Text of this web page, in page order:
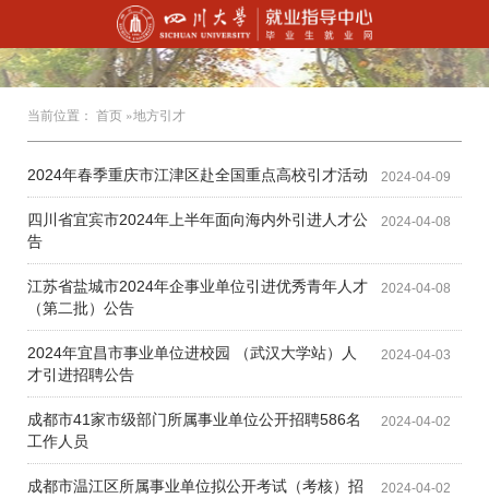
当前位置： 首页 »地方引才
2024-04-09
2024年春季重庆市江津区赴全国重点高校引才活动
2024-04-08
四川省宜宾市2024年上半年面向海内外引进人才公
告
2024-04-08
江苏省盐城市2024年企事业单位引进优秀青年人才
（第二批）公告
2024-04-03
2024年宜昌市事业单位进校园 （武汉大学站）人
才引进招聘公告
2024-04-02
成都市41家市级部门所属事业单位公开招聘586名
工作人员
2024-04-02
成都市温江区所属事业单位拟公开考试（考核）招